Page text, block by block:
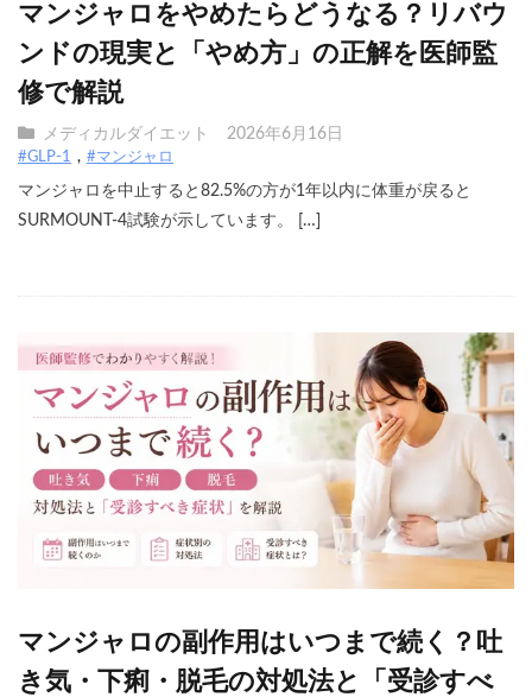
マンジャロをやめたらどうなる？リバウ
ンドの現実と「やめ方」の正解を医師監
修で解説
メディカルダイエット 2026年6月16日
#GLP-1 #マンジャロ
マンジャロを中止すると82.5%の方が1年以内に体重が戻ると
SURMOUNT-4試験が示しています。 […]
マンジャロの副作用はいつまで続く？吐
き気・下痢・脱毛の対処法と「受診すべ